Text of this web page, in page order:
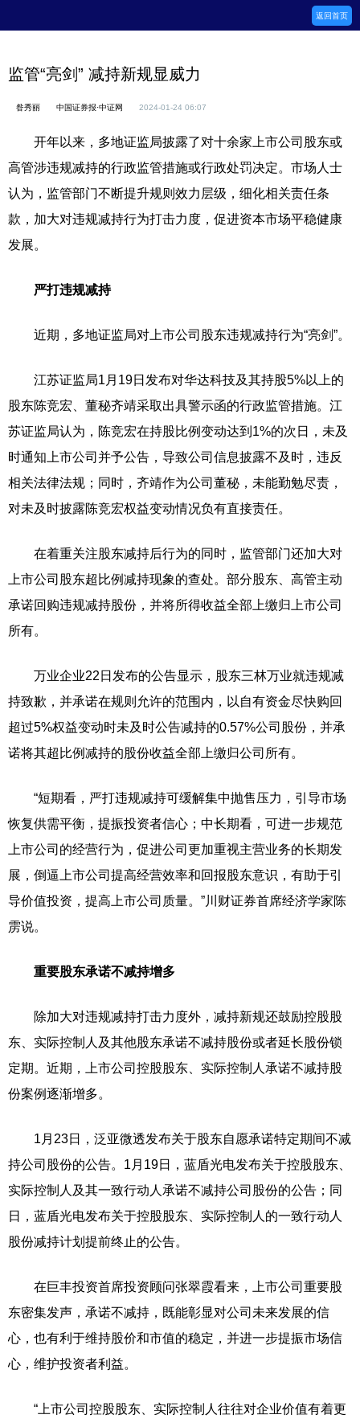
返回首页
监管“亮剑” 减持新规显威力
昝秀丽 中国证券报·中证网 2024-01-24 06:07
开年以来，多地证监局披露了对十余家上市公司股东或
高管涉违规减持的行政监管措施或行政处罚决定。市场人士
认为，监管部门不断提升规则效力层级，细化相关责任条
款，加大对违规减持行为打击力度，促进资本市场平稳健康
发展。
严打违规减持
近期，多地证监局对上市公司股东违规减持行为“亮剑”。
江苏证监局1月19日发布对华达科技及其持股5%以上的
股东陈竞宏、董秘齐靖采取出具警示函的行政监管措施。江
苏证监局认为，陈竞宏在持股比例变动达到1%的次日，未及
时通知上市公司并予公告，导致公司信息披露不及时，违反
相关法律法规；同时，齐靖作为公司董秘，未能勤勉尽责，
对未及时披露陈竞宏权益变动情况负有直接责任。
在着重关注股东减持后行为的同时，监管部门还加大对
上市公司股东超比例减持现象的查处。部分股东、高管主动
承诺回购违规减持股份，并将所得收益全部上缴归上市公司
所有。
万业企业22日发布的公告显示，股东三林万业就违规减
持致歉，并承诺在规则允许的范围内，以自有资金尽快购回
超过5%权益变动时未及时公告减持的0.57%公司股份，并承
诺将其超比例减持的股份收益全部上缴归公司所有。
“短期看，严打违规减持可缓解集中抛售压力，引导市场
恢复供需平衡，提振投资者信心；中长期看，可进一步规范
上市公司的经营行为，促进公司更加重视主营业务的长期发
展，倒逼上市公司提高经营效率和回报股东意识，有助于引
导价值投资，提高上市公司质量。”川财证券首席经济学家陈
雳说。
重要股东承诺不减持增多
除加大对违规减持打击力度外，减持新规还鼓励控股股
东、实际控制人及其他股东承诺不减持股份或者延长股份锁
定期。近期，上市公司控股股东、实际控制人承诺不减持股
份案例逐渐增多。
1月23日，泛亚微透发布关于股东自愿承诺特定期间不减
持公司股份的公告。1月19日，蓝盾光电发布关于控股股东、
实际控制人及其一致行动人承诺不减持公司股份的公告；同
日，蓝盾光电发布关于控股股东、实际控制人的一致行动人
股份减持计划提前终止的公告。
在巨丰投资首席投资顾问张翠霞看来，上市公司重要股
东密集发声，承诺不减持，既能彰显对公司未来发展的信
心，也有利于维持股价和市值的稳定，并进一步提振市场信
心，维护投资者利益。
“上市公司控股股东、实际控制人往往对企业价值有着更